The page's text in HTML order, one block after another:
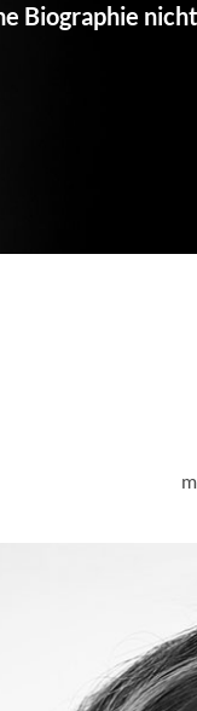
Biographie